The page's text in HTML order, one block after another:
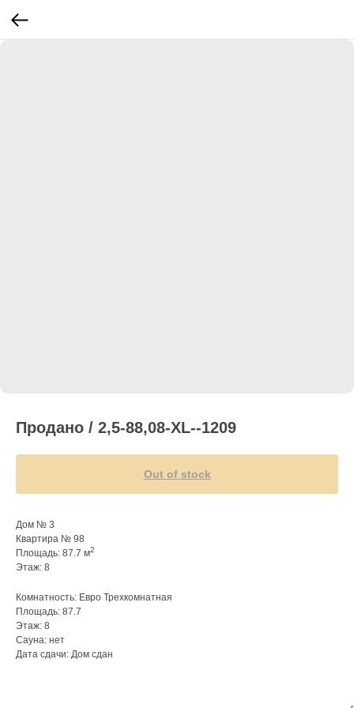
Продано / 2,5-88,08-XL--1209
Out of stock
Дом № 3
Квартира № 98
Площадь: 87.7 м2
Этаж: 8
Комнатность: Евро Трехкомнатная
Площадь: 87.7
Этаж: 8
Сауна: нет
Дата сдачи: Дом сдан